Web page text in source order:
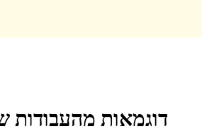
דוגמאות מהעבודות